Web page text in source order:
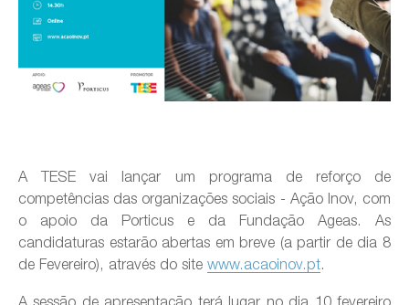
A TESE vai lançar um programa de reforço de
competências das organizações sociais - Ação Inov, com
o apoio da Porticus e da Fundação Ageas. As
candidaturas estarão abertas em breve (a partir de dia 8
de Fevereiro), através do site www.acaoinov.pt.
A sessão de apresentação terá lugar no dia 10 fevereiro